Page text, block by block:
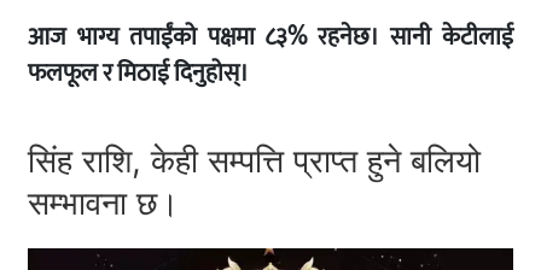
आज भाग्य तपाईंको पक्षमा ८३% रहनेछ। सानी केटीलाई
फलफूल र मिठाई दिनुहोस्।
सिंह राशि, केही सम्पत्ति प्राप्त हुने बलियो
सम्भावना छ।